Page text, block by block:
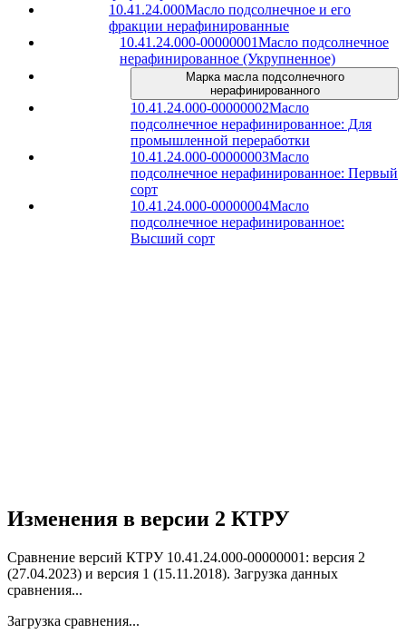
10.41.24.000Масло подсолнечное и его
фракции нерафинированные
10.41.24.000-00000001Масло подсолнечное
нерафинированное (Укрупненное)
Марка масла подсолнечного
нерафинированного
10.41.24.000-00000002Масло
подсолнечное нерафинированное: Для
промышленной переработки
10.41.24.000-00000003Масло
подсолнечное нерафинированное: Первый
сорт
10.41.24.000-00000004Масло
подсолнечное нерафинированное:
Высший сорт
Изменения в версии 2 КТРУ
Сравнение версий КТРУ 10.41.24.000-00000001: версия 2
(27.04.2023) и версия 1 (15.11.2018). Загрузка данных
сравнения...
Загрузка сравнения...